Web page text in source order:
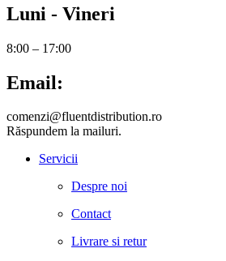
Luni - Vineri
8:00 – 17:00
Email:
comenzi@fluentdistribution.ro
Răspundem la mailuri.
Servicii
Despre noi
Contact
Livrare si retur